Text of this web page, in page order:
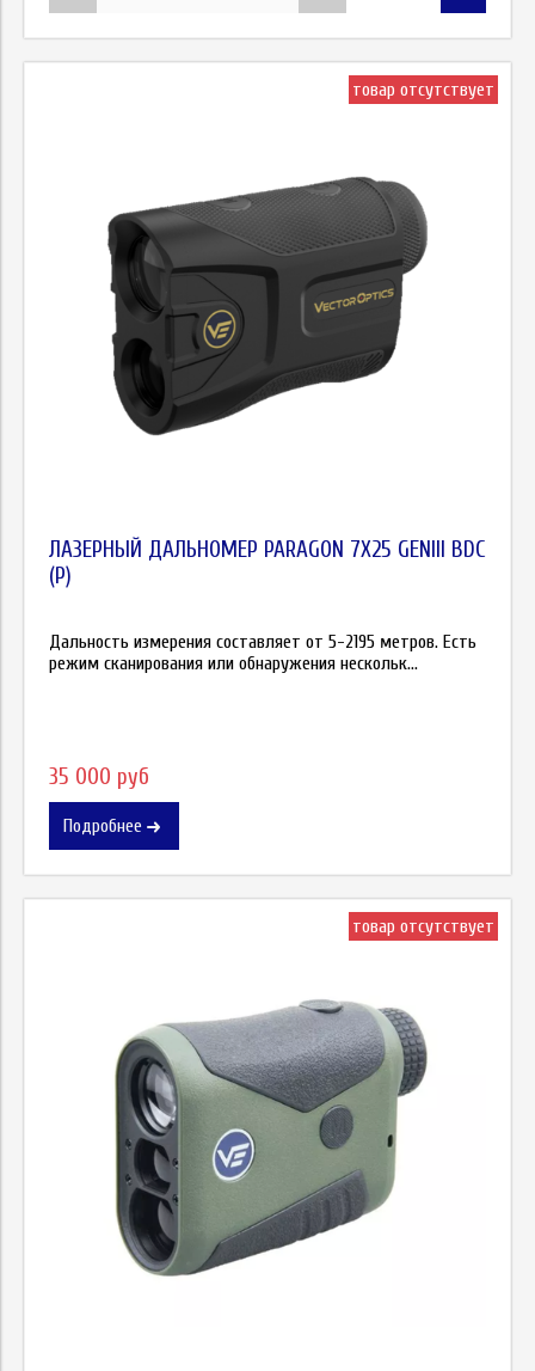
товар отсутствует
ЛАЗЕРНЫЙ ДАЛЬНОМЕР PARAGON 7X25 GENIII BDC
(P)
Дальность измерения составляет от 5-2195 метров. Есть
режим сканирования или обнаружения нескольк...
35 000 руб
Подробнее
товар отсутствует